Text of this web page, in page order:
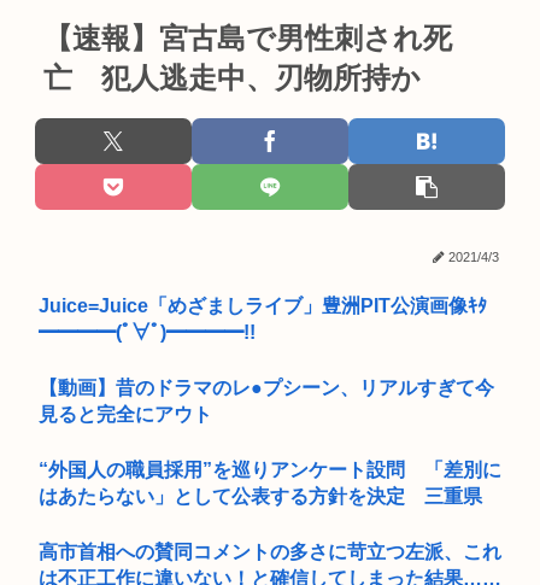
【速報】宮古島で男性刺され死
亡 犯人逃走中、刃物所持か
2021/4/3
Juice=Juice「めざましライブ」豊洲PIT公演画像ｷﾀ
━━━━(ﾟ∀ﾟ)━━━━!!
【動画】昔のドラマのレ●プシーン、リアルすぎて今
見ると完全にアウト
“外国人の職員採用”を巡りアンケート設問 「差別に
はあたらない」として公表する方針を決定 三重県
高市首相への賛同コメントの多さに苛立つ左派、これ
は不正工作に違いない！と確信してしまった結果……